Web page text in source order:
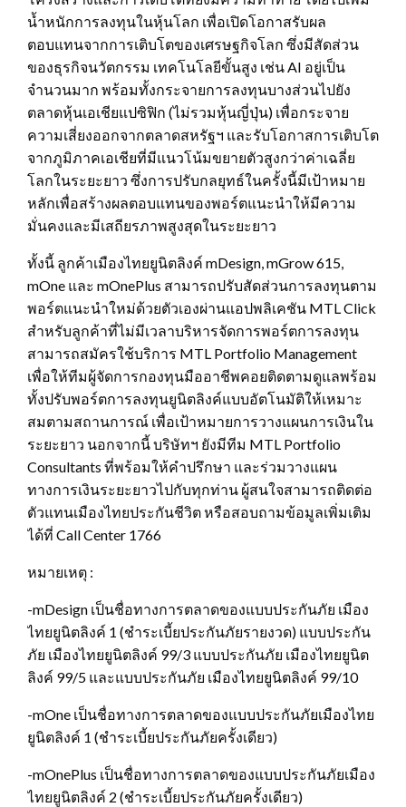
น้ำหนักการลงทุนในหุ้นโลก เพื่อเปิดโอกาสรับผล
ตอบแทนจากการเติบโตของเศรษฐกิจโลก ซึ่งมีสัดส่วน
ของธุรกิจนวัตกรรม เทคโนโลยีขั้นสูง เช่น AI อยู่เป็น
จำนวนมาก พร้อมทั้งกระจายการลงทุนบางส่วนไปยัง
ตลาดหุ้นเอเชียแปซิฟิก (ไม่รวมหุ้นญี่ปุ่น) เพื่อกระจาย
ความเสี่ยงออกจากตลาดสหรัฐฯ และรับโอกาสการเติบโต
จากภูมิภาคเอเชียที่มีแนวโน้มขยายตัวสูงกว่าค่าเฉลี่ย
โลกในระยะยาว ซึ่งการปรับกลยุทธ์ในครั้งนี้มีเป้าหมาย
หลักเพื่อสร้างผลตอบแทนของพอร์ตแนะนำให้มีความ
มั่นคงและมีเสถียรภาพสูงสุดในระยะยาว
ทั้งนี้ ลูกค้าเมืองไทยยูนิตลิงค์ mDesign, mGrow 615,
mOne และ mOnePlus สามารถปรับสัดส่วนการลงทุนตาม
พอร์ตแนะนำใหม่ด้วยตัวเองผ่านแอปพลิเคชัน MTL Click
สำหรับลูกค้าที่ไม่มีเวลาบริหารจัดการพอร์ตการลงทุน
สามารถสมัครใช้บริการ MTL Portfolio Management
เพื่อให้ทีมผู้จัดการกองทุนมืออาชีพคอยติดตามดูแลพร้อม
ทั้งปรับพอร์ตการลงทุนยูนิตลิงค์แบบอัตโนมัติให้เหมาะ
สมตามสถานการณ์ เพื่อเป้าหมายการวางแผนการเงินใน
ระยะยาว นอกจากนี้ บริษัทฯ ยังมีทีม MTL Portfolio
Consultants ที่พร้อมให้คำปรึกษา และร่วมวางแผน
ทางการเงินระยะยาวไปกับทุกท่าน ผู้สนใจสามารถติดต่อ
ตัวแทนเมืองไทยประกันชีวิต หรือสอบถามข้อมูลเพิ่มเติม
ได้ที่ Call Center 1766
หมายเหตุ :
-mDesign เป็นชื่อทางการตลาดของแบบประกันภัย เมือง
ไทยยูนิตลิงค์ 1 (ชำระเบี้ยประกันภัยรายงวด) แบบประกัน
ภัย เมืองไทยยูนิตลิงค์ 99/3 แบบประกันภัย เมืองไทยยูนิต
ลิงค์ 99/5 และแบบประกันภัย เมืองไทยยูนิตลิงค์ 99/10
-mOne เป็นชื่อทางการตลาดของแบบประกันภัยเมืองไทย
ยูนิตลิงค์ 1 (ชำระเบี้ยประกันภัยครั้งเดียว)
-mOnePlus เป็นชื่อทางการตลาดของแบบประกันภัยเมือง
ไทยยูนิตลิงค์ 2 (ชำระเบี้ยประกันภัยครั้งเดียว)